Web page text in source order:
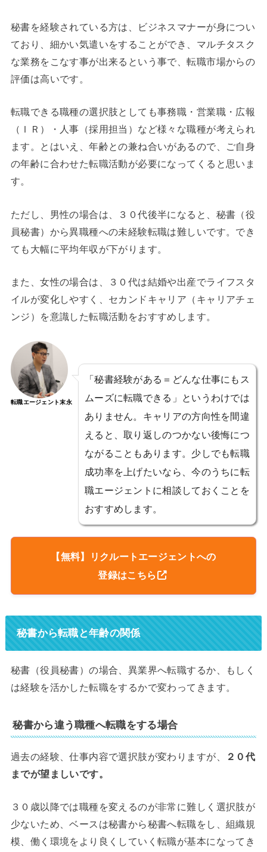
秘書を経験されている方は、ビジネスマナーが身につい
ており、細かい気遣いをすることができ、マルチタスク
な業務をこなす事が出来るという事で、転職市場からの
評価は高いです。
転職できる職種の選択肢としても事務職・営業職・広報
（ＩＲ）・人事（採用担当）など様々な職種が考えられ
ます。とはいえ、年齢との兼ね合いがあるので、ご自身
の年齢に合わせた転職活動が必要になってくると思いま
す。
ただし、男性の場合は、３０代後半になると、秘書（役
員秘書）から異職種への未経験転職は難しいです。でき
ても大幅に平均年収が下がります。
また、女性の場合は、３０代は結婚や出産でライフスタ
イルが変化しやすく、セカンドキャリア（キャリアチェ
ンジ）を意識した転職活動をおすすめします。
転職エージェント末永
「秘書経験がある＝どんな仕事にもス
ムーズに転職できる」というわけでは
ありません。キャリアの方向性を間違
えると、取り返しのつかない後悔につ
ながることもあります。少しでも転職
成功率を上げたいなら、今のうちに転
職エージェントに相談しておくことを
おすすめします。
【無料】リクルートエージェントへの
登録はこちら
秘書から転職と年齢の関係
秘書（役員秘書）の場合、異業界へ転職するか、もしく
は経験を活かした転職をするかで変わってきます。
秘書から違う職種へ転職をする場合
過去の経験、仕事内容で選択肢が変わりますが、
２０代
までが望ましいです。
３０歳以降では職種を変えるのが非常に難しく選択肢が
少ないため、ベースは秘書から秘書へ転職をし、組織規
模、働く環境をより良くしていく転職が基本になってき